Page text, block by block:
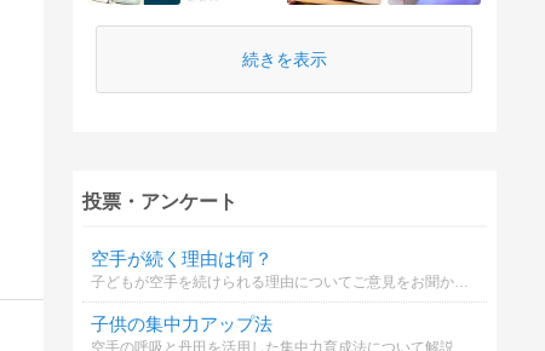
続きを表示
投票・アンケート
空手が続く理由は何？
子供の集中力アップ法